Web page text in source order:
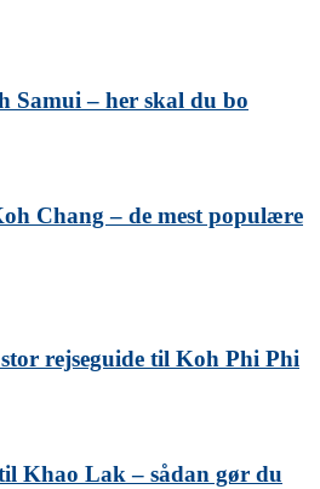
Samui – her skal du bo
Chang – de mest populære
rejseguide til Koh Phi Phi
Khao Lak – sådan gør du